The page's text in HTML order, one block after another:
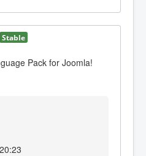
Stable
Pack for Joomla!